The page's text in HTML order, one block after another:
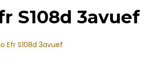
S108d 3avuef
Efr S108d 3avuef